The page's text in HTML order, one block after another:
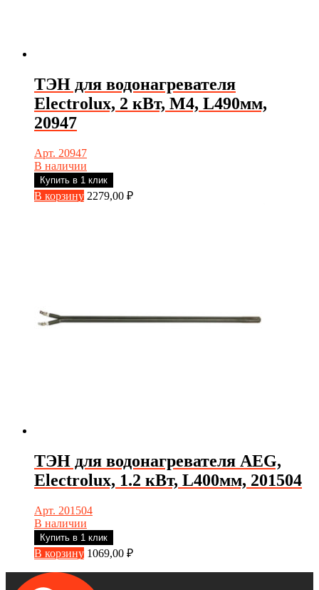
ТЭН для водонагревателя
Electrolux, 2 кВт, М4, L490мм,
20947
Арт. 20947
В наличии
Купить в 1 клик
В корзину 2279,00 ₽
ТЭН для водонагревателя AEG,
Electrolux, 1.2 кВт, L400мм, 201504
Арт. 201504
В наличии
Купить в 1 клик
В корзину 1069,00 ₽